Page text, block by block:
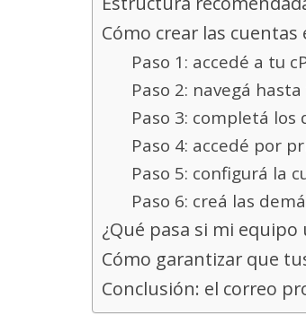
Cómo crear las cuentas
Paso 1: accedé a tu
Paso 2: navegá
Paso 3: completá
Paso 4: accedé por
Paso 5: configurá la
Paso 6: creá las
¿Qué pasa si mi
Cómo garantizar que
Conclusión: el correo